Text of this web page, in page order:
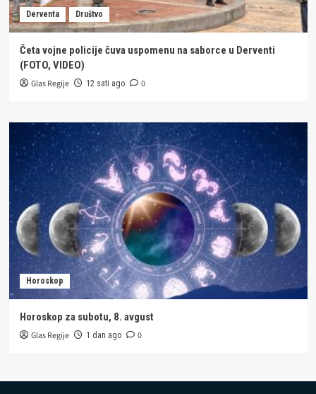
Derventa Društvo
Četa vojne policije čuva uspomenu na saborce u Derventi
(FOTO, VIDEO)
Glas Regije 12 sati ago 0
Horoskop
Horoskop za subotu, 8. avgust
Glas Regije 1 dan ago 0